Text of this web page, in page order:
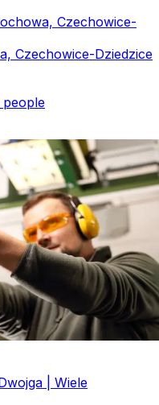
Czechowice-
Czechowice-Dziedzice
people
| Wiele